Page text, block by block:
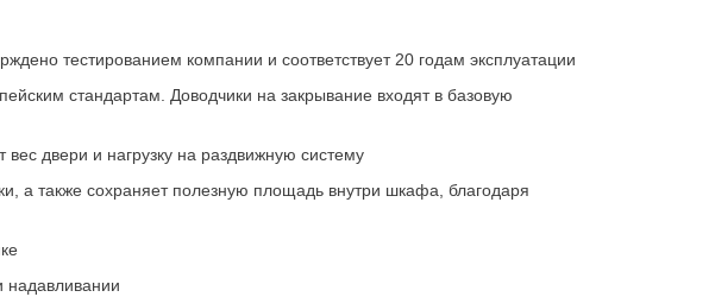
тестированием компании и соответствует 20 годам эксплуатации
стандартам. Доводчики на закрывание входят в базовую
двери и нагрузку на раздвижную систему
а также сохраняет полезную площадь внутри шкафа, благодаря
надавливании